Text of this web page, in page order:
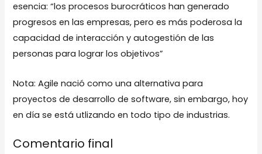
esencia: “los procesos burocráticos han generado
progresos en las empresas, pero es más poderosa la
capacidad de interacción y autogestión de las
personas para lograr los objetivos”
Nota: Agile nació como una alternativa para
proyectos de desarrollo de software, sin embargo, hoy
en día se está utlizando en todo tipo de industrias.
Comentario final